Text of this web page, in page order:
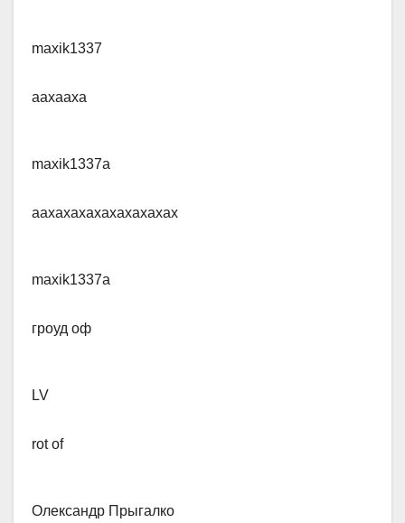
maxik1337
a​ахааха
maxik1337a
​аахахахахахахахахах
maxik1337a
​гроуд оф
LV​
rot of
Олександр Прыгалко​